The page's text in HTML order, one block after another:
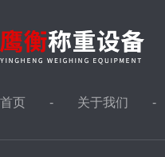
首页 关于我们